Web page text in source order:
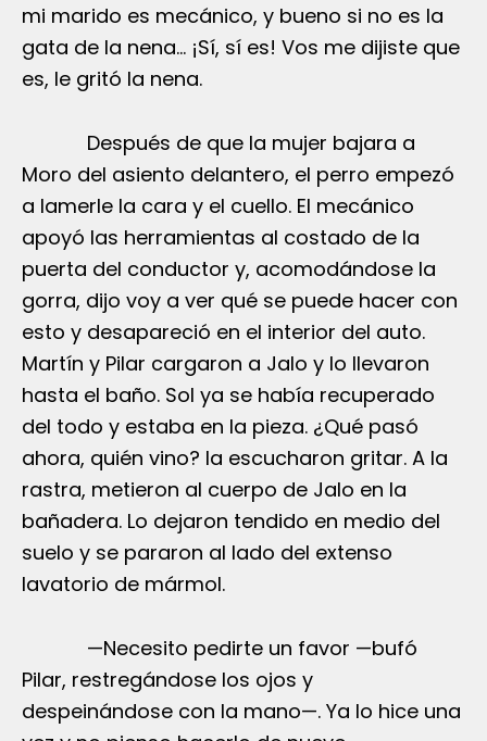
mi marido es mecánico, y bueno si no es la
gata de la nena… ¡Sí, sí es! Vos me dijiste que
es, le gritó la nena.
Después de que la mujer bajara a
Moro del asiento delantero, el perro empezó
a lamerle la cara y el cuello. El mecánico
apoyó las herramientas al costado de la
puerta del conductor y, acomodándose la
gorra, dijo voy a ver qué se puede hacer con
esto y desapareció en el interior del auto.
Martín y Pilar cargaron a Jalo y lo llevaron
hasta el baño. Sol ya se había recuperado
del todo y estaba en la pieza. ¿Qué pasó
ahora, quién vino? la escucharon gritar. A la
rastra, metieron al cuerpo de Jalo en la
bañadera. Lo dejaron tendido en medio del
suelo y se pararon al lado del extenso
lavatorio de mármol.
—Necesito pedirte un favor —bufó
Pilar, restregándose los ojos y
despeinándose con la mano—. Ya lo hice una